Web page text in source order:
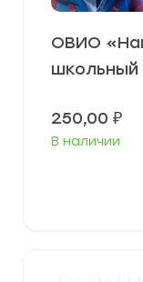
ОВИО
школьный
250,00 ₽
В наличии